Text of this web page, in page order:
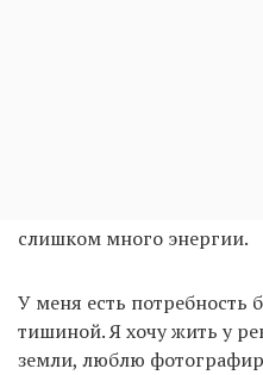
слишком много энергии.
У меня есть
тишиной. Я хочу жить у
земли, люблю